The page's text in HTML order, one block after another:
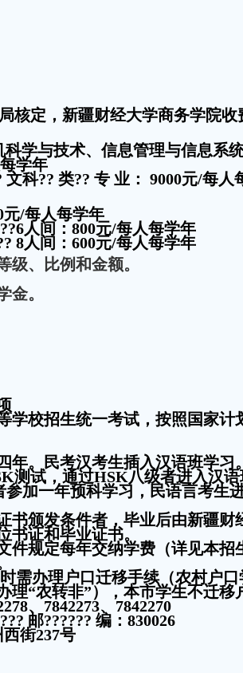
核定，新疆财经大学商务学院收
科学与技术、信息管理与信息系
学年
文科?? 类?? 专 业： 9000元/每人
元/每人每学年
6人间： 800元/每人每学年
8人间： 600元/每人每学年
级、比例和金额。
金。
学校招生统一考试，按照国家计
年。民考汉考生插入汉语班学习
测试，通过HSK八级者进入汉语
参加一年预科学习，民语言考生
书颁发条件者，毕业后由新疆财
书证和毕业证书。
件规定每年交纳学费（详见本招
需办理户口迁移手续（农村户口
理“农转非”），本市学生不迁移
、 7842273、 7842270
邮?????? 编： 830026
西街237号